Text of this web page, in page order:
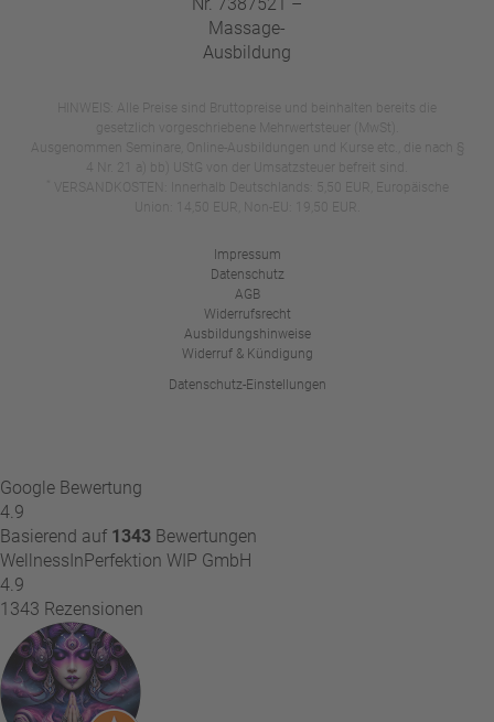
HINWEIS: Alle Preise sind Bruttopreise und beinhalten bereits die
gesetzlich vorgeschriebene Mehrwertsteuer (MwSt).
Ausgenommen Seminare, Online-Ausbildungen und Kurse etc., die nach §
4 Nr. 21 a) bb) UStG von der Umsatzsteuer befreit sind.
VERSANDKOSTEN: Innerhalb Deutschlands: 5,50 EUR, Europäische
Union: 14,50 EUR, Non-EU: 19,50 EUR.
Impressum
Datenschutz
AGB
Widerrufsrecht
Ausbildungshinweise
Widerruf & Kündigung
Datenschutz-Einstellungen
Google Bewertung
4.9
Basierend auf 1343 Bewertungen
WellnessInPerfektion WIP GmbH
4.9
1343 Rezensionen